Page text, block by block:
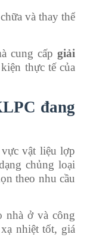
và thay thế
cung cấp giải
thực tế của
đang
vật liệu lợp
chủng loại
theo nhu cầu
nhà ở và công
nhiệt tốt, giá